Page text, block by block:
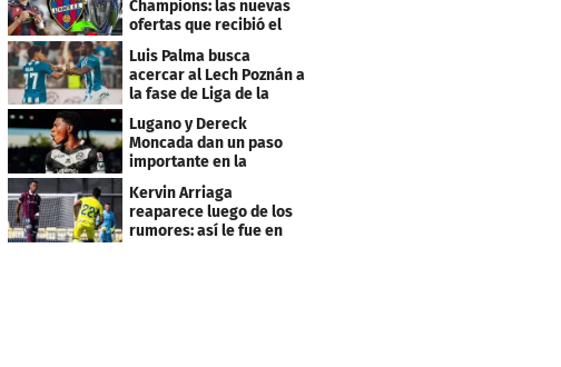
Champions: las nuevas
ofertas que recibió el
Levante
Luis Palma busca
acercar al Lech Poznán a
la fase de Liga de la
Lugano y Dereck
Moncada dan un paso
importante en la
Conference League
Kervin Arriaga
reaparece luego de los
rumores: así le fue en